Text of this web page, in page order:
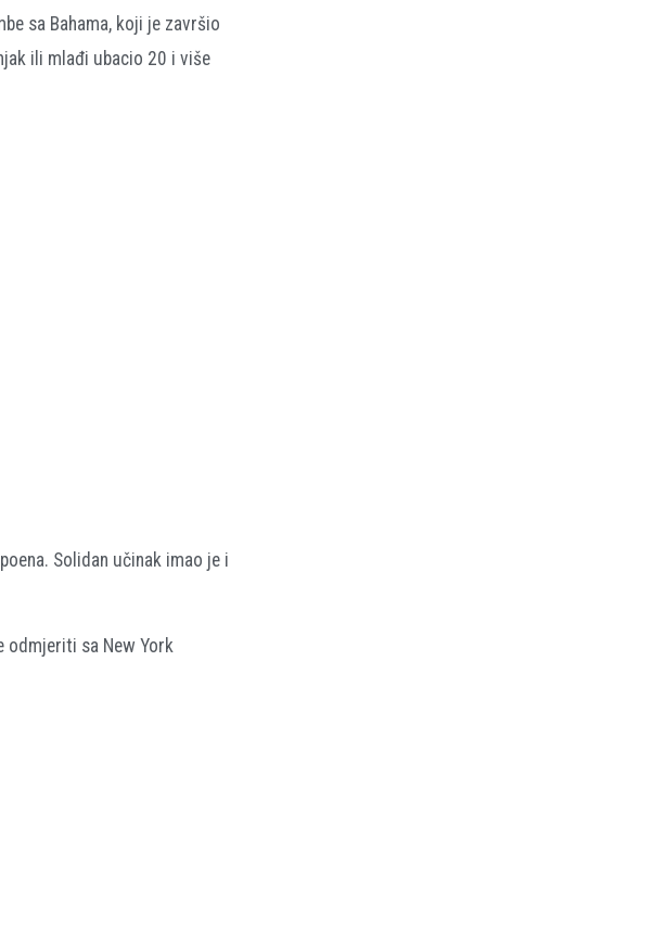
sa Bahama, koji je završio
ili mlađi ubacio 20 i više
Solidan učinak imao je i
odmjeriti sa New York